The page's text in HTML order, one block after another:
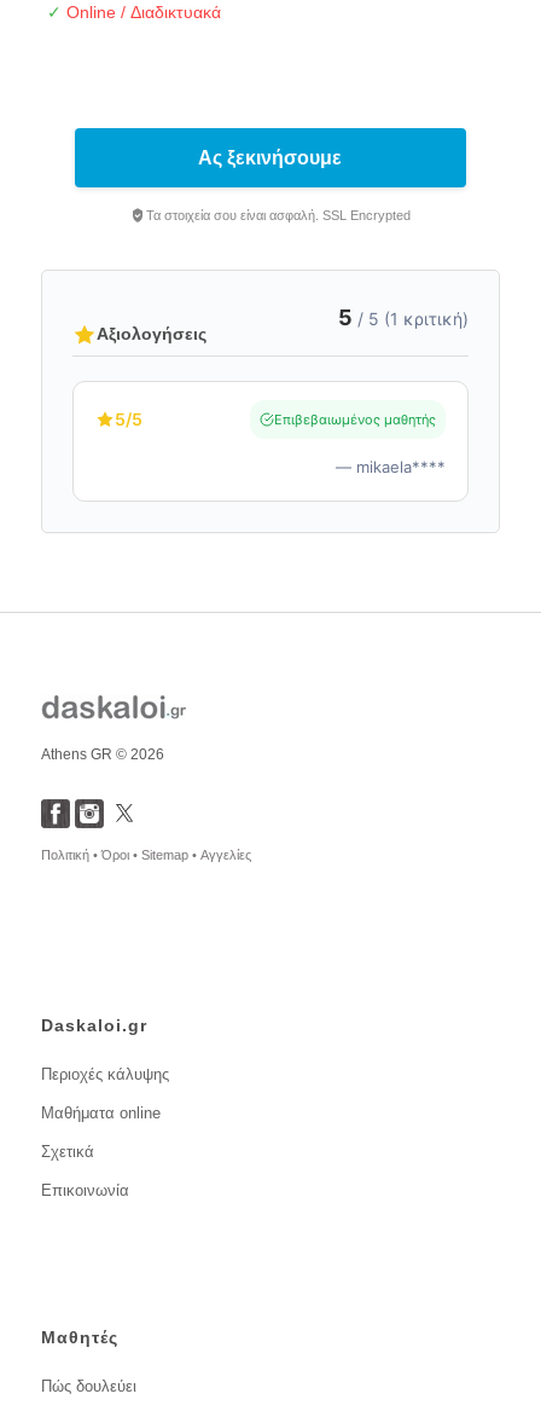
✓ Online / Διαδικτυακά
Ας ξεκινήσουμε
Τα στοιχεία σου είναι ασφαλή. SSL Encrypted
Αξιολογήσεις
5 / 5 (1 κριτική)
5/5 Επιβεβαιωμένος μαθητής
— mikaela****
Athens GR © 2026
Πολιτική •Όροι • Sitemap • Αγγελίες
Daskaloi.gr
Περιοχές κάλυψης
Μαθήματα online
Σχετικά
Επικοινωνία
Μαθητές
Πώς δουλεύει